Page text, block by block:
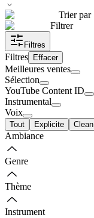
Trier par
Filtrer
Filtres
Filtres Effacer
Meilleures ventes
Sélection
YouTube Content ID
Instrumental
Voix
Tout Explicite Clean
Ambiance
Genre
Thème
Instrument